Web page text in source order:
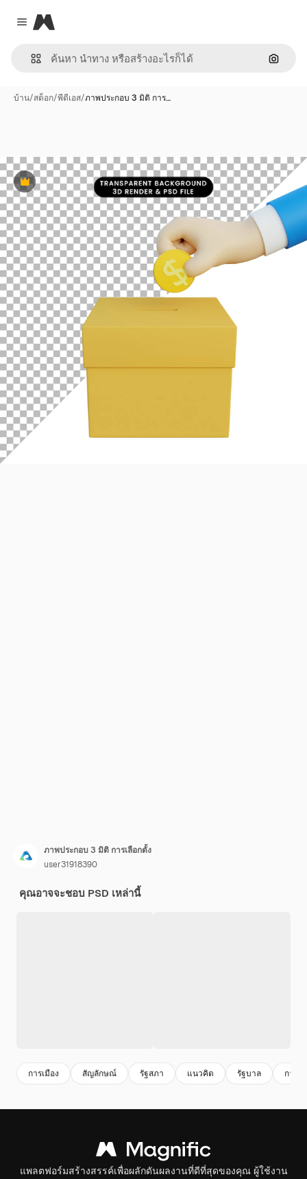
Close menu
Magnific
ค้นหา
บ้าน/สต็อก/พีดีเอส/ภาพประกอบ 3 มิติ การ…
พรีเมี่ยม
ภาพประกอบ 3 มิติ การเลือกตั้ง
user31918390
คุณอาจจะชอบ PSD เหล่านี้
การเมือง สัญลักษณ์ รัฐสภา แนวคิด รัฐบาล การสํ
แพลตฟอร์มสร้างสรรค์เพื่อผลักดันผลงานที่ดีที่สุดของคุณ ผู้ใช้งาน